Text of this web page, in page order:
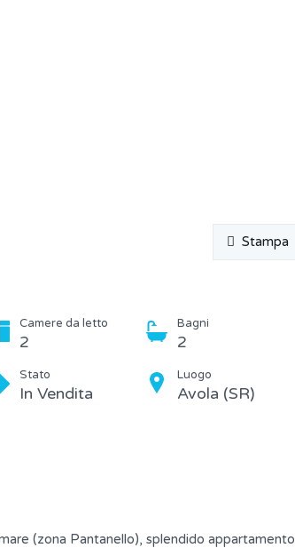
Stampa
Camere da letto
2
Bagni
2
Stato
In Vendita
Luogo
Avola (SR)
(zona Pantanello), splendido appartamento